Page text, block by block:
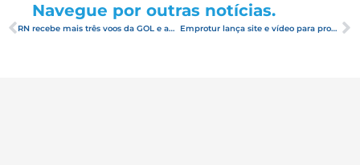
Navegue por outras notícias.
RN recebe mais três voos da GOL e amplia possibilidades de receber turistas estrangeiros Emprotur lança site e vídeo para promover Centro de Convenções